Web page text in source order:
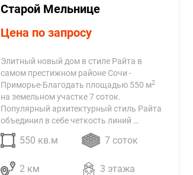
Старой Мельнице
Цена по запросу
Элитный новый дом в стиле Райта в
самом престижном районе Сочи -
Приморье-Благодать площадью 550 м2
на земельном участке 7 соток.
Популярный архитектурный стиль Райта
объединил в себе четкость линий …
550 кв.м 7 соток
2 км 3 этажа